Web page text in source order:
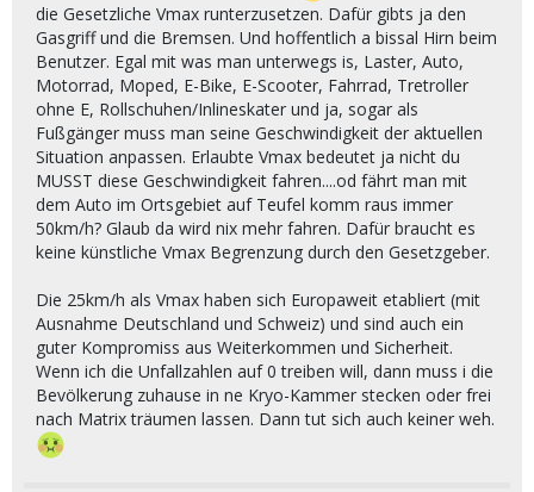
die Gesetzliche Vmax runterzusetzen. Dafür gibts ja den
Gasgriff und die Bremsen. Und hoffentlich a bissal Hirn beim
Benutzer. Egal mit was man unterwegs is, Laster, Auto,
Motorrad, Moped, E-Bike, E-Scooter, Fahrrad, Tretroller
ohne E, Rollschuhen/Inlineskater und ja, sogar als
Fußgänger muss man seine Geschwindigkeit der aktuellen
Situation anpassen. Erlaubte Vmax bedeutet ja nicht du
MUSST diese Geschwindigkeit fahren....od fährt man mit
dem Auto im Ortsgebiet auf Teufel komm raus immer
50km/h? Glaub da wird nix mehr fahren. Dafür braucht es
keine künstliche Vmax Begrenzung durch den Gesetzgeber.
Die 25km/h als Vmax haben sich Europaweit etabliert (mit
Ausnahme Deutschland und Schweiz) und sind auch ein
guter Kompromiss aus Weiterkommen und Sicherheit.
Wenn ich die Unfallzahlen auf 0 treiben will, dann muss i die
Bevölkerung zuhause in ne Kryo-Kammer stecken oder frei
nach Matrix träumen lassen. Dann tut sich auch keiner weh.